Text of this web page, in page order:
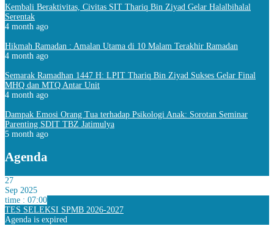
Kembali Beraktivitas, Civitas SIT Thariq Bin Ziyad Gelar Halalbihalal
Serentak
4 month ago
Hikmah Ramadan : Amalan Utama di 10 Malam Terakhir Ramadan
4 month ago
Semarak Ramadhan 1447 H: LPIT Thariq Bin Ziyad Sukses Gelar Final
MHQ dan MTQ Antar Unit
4 month ago
Dampak Emosi Orang Tua terhadap Psikologi Anak: Sorotan Seminar
Parenting SDIT TBZ Jatimulya
5 month ago
Agenda
27
Sep 2025
time : 07:00
TES SELEKSI SPMB 2026-2027
Agenda is expired